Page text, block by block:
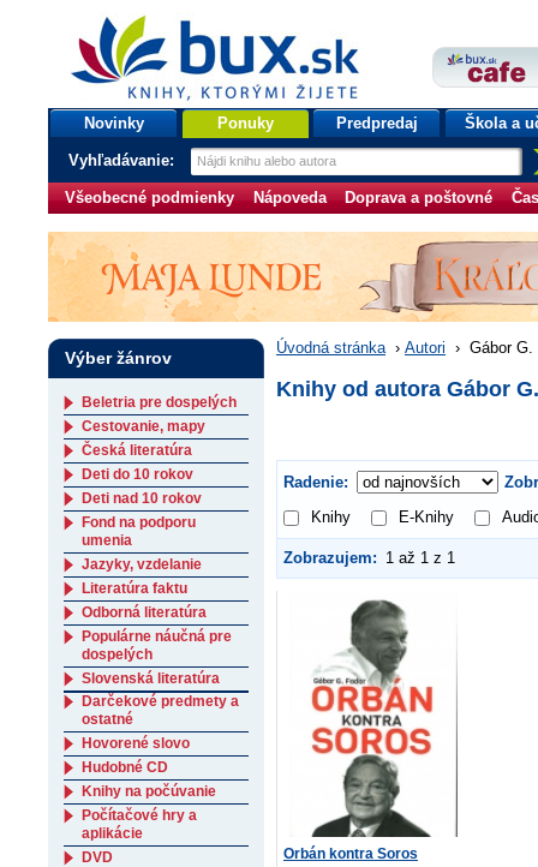
bux.sk
knihy, ktorými žijete
Úvodná stránka
Novinky Ponuky Predpredaj Škola a
Vyhľadávanie:
Všeobecné podmienky Nápoveda Doprava a poštovné
Úvodná stránka › Autori › Gábor G.
Knihy od autora Gábor
Radenie:
Knihy
E-Knihy
Zobrazujem: 1 až 1 z 1
Orbán kontra Soros
Výber žánrov
Beletria pre dospelých
Cestovanie, mapy
Česká literatúra
Deti do 10 rokov
Deti nad 10 rokov
Fond na podporu
umenia
Jazyky, vzdelanie
Literatúra faktu
Odborná literatúra
Populárne náučná pre
dospelých
Slovenská literatúra
Darčekové predmety a
ostatné
Hovorené slovo
Hudobné CD
Knihy na počúvanie
Počítačové hry a
aplikácie
DVD